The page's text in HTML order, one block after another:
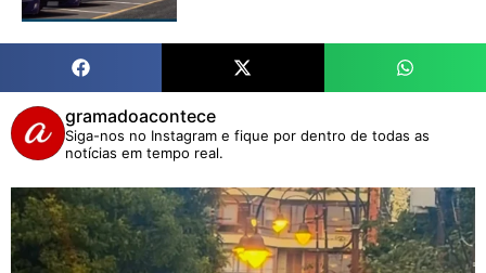
gramadoacontece
Siga-nos no Instagram e fique por dentro de todas as
notícias em tempo real.